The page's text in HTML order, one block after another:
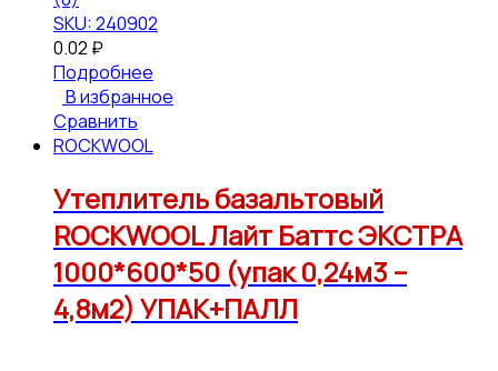
SKU: 240902
0.02 ₽
Подробнее
В избранное
Сравнить
ROCKWOOL
Утеплитель базальтовый
ROCKWOOL Лайт Баттс ЭКСТРА
1000*600*50 (упак 0,24м3 –
4,8м2) УПАК+ПАЛЛ